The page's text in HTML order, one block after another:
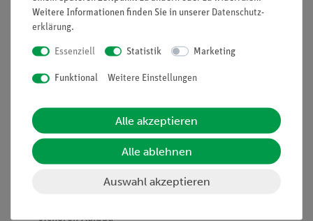
Schraubenfederpendels abhängt und wie der Zusammenhang
in einer Proportionalität ausgedrückt werden kann. In einer
Zusatzaufgabe sollen die Schüler die erforderliche Korrektur
Schwingungsgleichung des Federpendels aufstellen, indem sie
ergibt, die Steigung bzw. den Proportionalitätsfaktor
bestimmen. Durch Vergleich lässt sichKauch zahlenmäßig
festlegen.
sicheren Aufbau
Weitere Informationen finden Sie in unserer Daten­schutz­
erklärung.
Essenziell Statistik Marketing
Funktional Weitere Einstellungen
Alle akzeptieren
Alle ablehnen
Auswahl akzeptieren